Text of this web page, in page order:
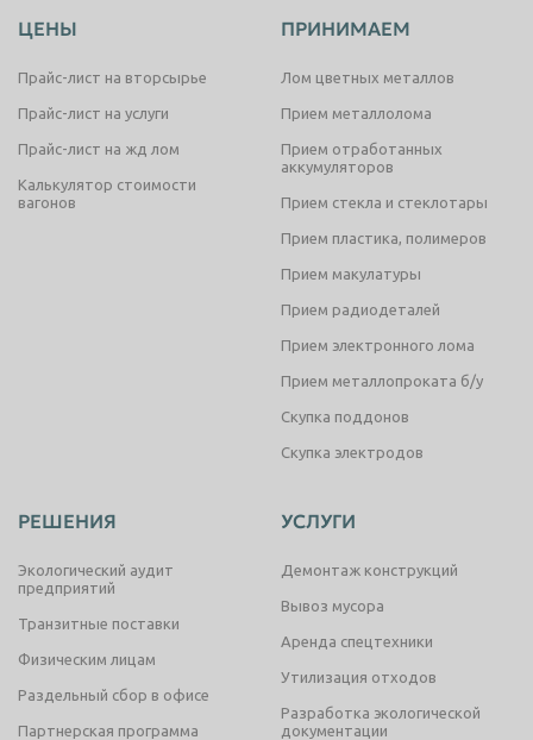
ЦЕНЫ
Прайс-лист на вторсырье
Прайс-лист на услуги
Прайс-лист на жд лом
Калькулятор стоимости
вагонов
ПРИНИМАЕМ
Лом цветных металлов
Прием металлолома
Прием отработанных
аккумуляторов
Прием стекла и стеклотары
Прием пластика, полимеров
Прием макулатуры
Прием радиодеталей
Прием электронного лома
Прием металлопроката б/у
Скупка поддонов
Скупка электродов
РЕШЕНИЯ
Экологический аудит
предприятий
Транзитные поставки
Физическим лицам
Раздельный сбор в офисе
Партнерская программа
УСЛУГИ
Демонтаж конструкций
Вывоз мусора
Аренда спецтехники
Утилизация отходов
Разработка экологической
документации